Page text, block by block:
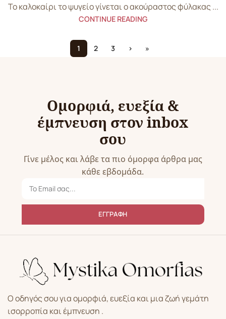
Το καλοκαίρι το ψυγείο γίνεται ο ακούραστος φύλακας ...
CONTINUE READING
1 2 3 › »
Ομορφιά, ευεξία &
έμπνευση στον inbox
σου
Γίνε μέλος και λάβε τα πιο όμορφα άρθρα μας
κάθε εβδομάδα.
ΕΓΓΡΑΦΗ
Ο οδηγός σου για ομορφιά, ευεξία και μια ζωή γεμάτη
ισορροπία και έμπνευση .